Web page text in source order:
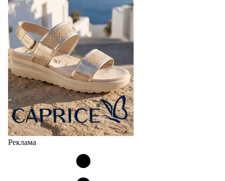
Реклама